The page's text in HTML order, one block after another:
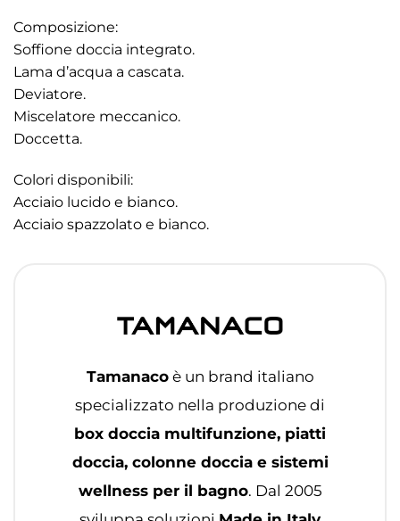
Composizione:
Soffione doccia integrato.
Lama d’acqua a cascata.
Deviatore.
Miscelatore meccanico.
Doccetta.
Colori disponibili:
Acciaio lucido e bianco.
Acciaio spazzolato e bianco.
Tamanacoè un brand italiano
specializzato nella produzione di
box doccia multifunzione, piatti
doccia, colonne doccia e sistemi
wellness per il bagno. Dal 2005